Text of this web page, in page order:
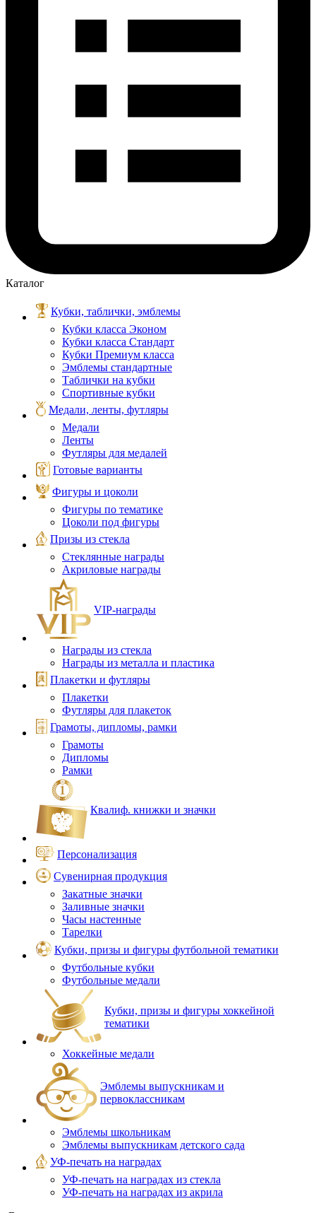
Каталог
Кубки, таблички, эмблемы
Кубки класса Эконом
Кубки класса Стандарт
Кубки Премиум класса
Эмблемы стандартные
Таблички на кубки
Спортивные кубки
Медали, ленты, футляры
Медали
Ленты
Футляры для медалей
Готовые варианты
Фигуры и цоколи
Фигуры по тематике
Цоколи под фигуры
Призы из стекла
Стеклянные награды
Акриловые награды
VIP‑награды
Награды из стекла
Награды из металла и пластика
Плакетки и футляры
Плакетки
Футляры для плакеток
Грамоты, дипломы, рамки
Грамоты
Дипломы
Рамки
Квалиф. книжки и значки
Персонализация
Сувенирная продукция
Закатные значки
Заливные значки
Часы настенные
Тарелки
Кубки, призы и фигуры футбольной тематики
Футбольные кубки
Футбольные медали
Кубки, призы и фигуры хоккейной
тематики
Хоккейные медали
Эмблемы выпускникам и
первоклассникам
Эмблемы школьникам
Эмблемы выпускникам детского сада
УФ-печать на наградах
УФ‑печать на наградах из стекла
УФ-печать на наградах из акрила